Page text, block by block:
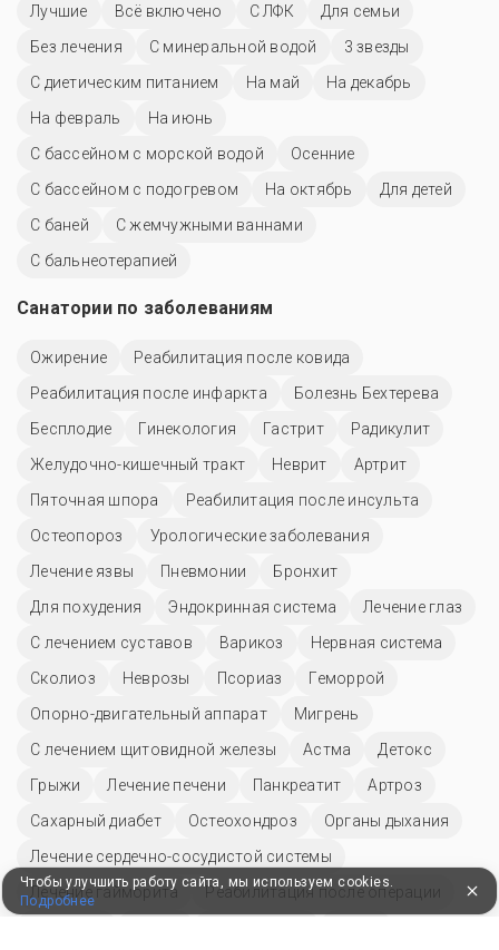
Лучшие
Всё включено С ЛФК
Для семьи
Без лечения
С минеральной водой
3 звезды
С диетическим питанием
На май
На декабрь
На февраль
На июнь
С бассейном с морской водой
Осенние
С бассейном с подогревом
На октябрь
Для детей
С баней
С жемчужными ваннами
С бальнеотерапией
Санатории по заболеваниям
Ожирение
Реабилитация после ковида
Реабилитация после инфаркта
Болезнь Бехтерева
Бесплодие
Гинекология Гастрит
Радикулит
Желудочно-кишечный тракт
Неврит
Артрит
Пяточная шпора
Реабилитация после инсульта
Остеопороз
Урологические заболевания
Лечение язвы
Пневмонии
Бронхит
Для похудения
Эндокринная система
Лечение глаз
С лечением суставов
Варикоз
Нервная система
Сколиоз
Неврозы Псориаз
Геморрой
Опорно-двигательный аппарат
Мигрень
С лечением щитовидной железы
Астма
Детокс
Грыжи
Лечение печени Панкреатит
Артроз
Сахарный диабет
Остеохондроз
Органы дыхания
Лечение сердечно-сосудистой системы
Лечение гайморита
Реабилитация после операции
Чтобы улучшить работу сайта, мы используем cookies.
Подробнее